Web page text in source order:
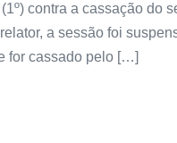
contra a cassação do
a sessão foi
for cassado pelo […]